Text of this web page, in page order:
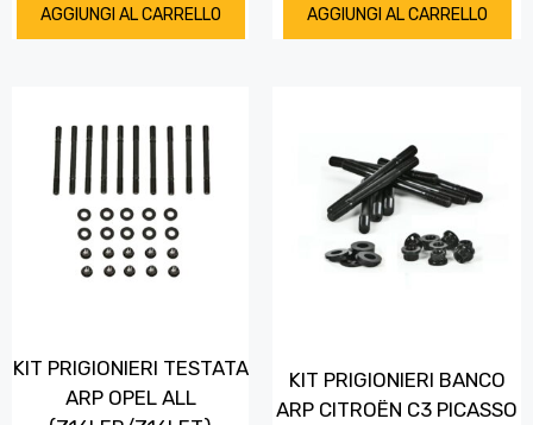
AGGIUNGI AL CARRELLO AGGIUNGI AL CARRELLO
KIT PRIGIONIERI TESTATA
ARP OPEL ALL
KIT PRIGIONIERI BANCO
ARP CITROËN C3 PICASSO